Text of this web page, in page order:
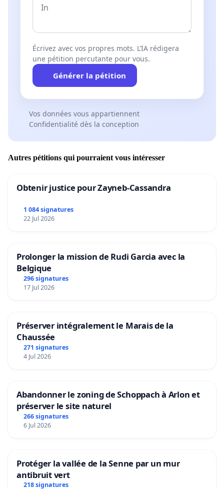
Écrivez avec vos propres mots. L’IA rédigera
une pétition percutante pour vous.
Générer la pétition
Vos données vous appartiennent
Confidentialité dès la conception
Autres pétitions qui pourraient vous intéresser
Obtenir justice pour Zayneb-Cassandra
1 084 signatures
22 Jul 2026
Prolonger la mission de Rudi Garcia avec la
Belgique
296 signatures
17 Jul 2026
Préserver intégralement le Marais de la
Chaussée
271 signatures
4 Jul 2026
Abandonner le zoning de Schoppach à Arlon et
préserver le site naturel
266 signatures
6 Jul 2026
Protéger la vallée de la Senne par un mur
antibruit vert
218 signatures